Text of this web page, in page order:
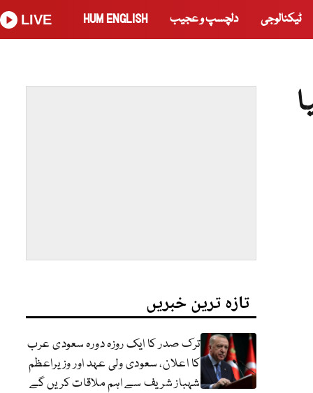
ٹیکنالوجی دلچسپ و عجیب HUM ENGLISH
LIVE
تازہ ترین خبریں
ترک صدر کا ایک روزہ دورہ سعودی عرب
کا اعلان، سعودی ولی عہد اور وزیراعظم
شہباز شریف سے اہم ملاقات کریں گے